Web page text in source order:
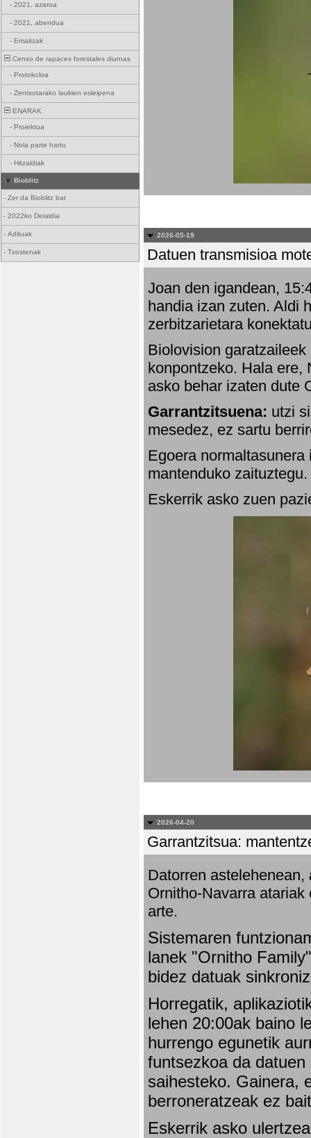
- 2021, azaroa
- 2021, abendua
- Emaitzak
Censo de rapaces forestales diurnas
- Protokoloa
- Zentsotarako laukien esleipena
ENARAK
- Proiektua
- Nola parte hartu
- Hitzaldiak
Bioblitz
- Zer da Bioblitz bat
- 2022ko Deialdia
- Adituak
- Txostenak
2026-05-19
Datuen transmisioa
Joan den igandean,
handia izan zuten. Aldi
zerbitzarietara
Biolovision
konpontzeko. Hala ere,
asko behar izaten dute
Garrantzitsuena: utzi
mesedez, ez sartu
Egoera
mantenduko
Eskerrik asko zuen
2026-04-20
Garrantzitsua:
Datorren astelehenean,
Ornitho-Navarra
arte.
Sistemaren
lanek "Ornitho
bidez datuak
Horregatik,
lehen 20:00ak baino
hurrengo egunetik
funtsezkoa da
saihesteko. Gainera,
berroneratzeak ez
Eskerrik asko